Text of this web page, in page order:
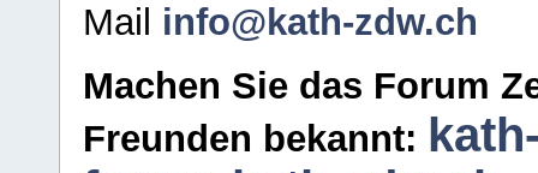
Mail info@kath-zdw.ch
Machen Sie das Forum
Freunden bekannt: